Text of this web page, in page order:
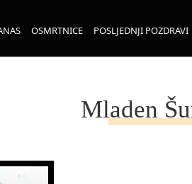
OSMRTNICE POSLJEDNJI POZDRAVI
Mladen